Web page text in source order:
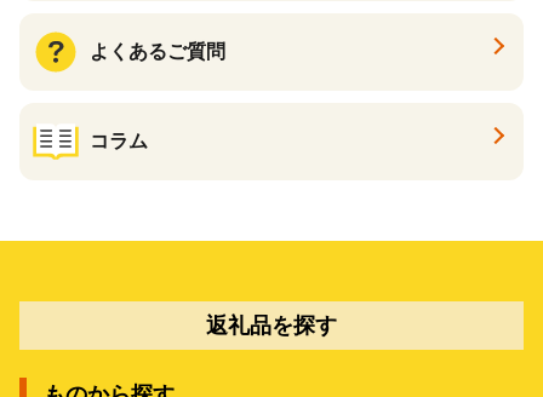
よくあるご質問
コラム
返礼品を探す